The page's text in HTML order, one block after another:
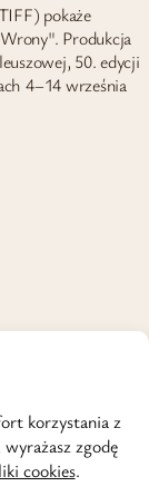
pokaże
Produkcja
50. edycji
4–14 września